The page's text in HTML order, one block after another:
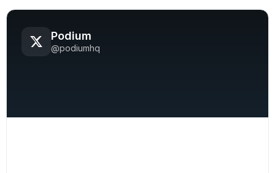
Podium
@podiumhq